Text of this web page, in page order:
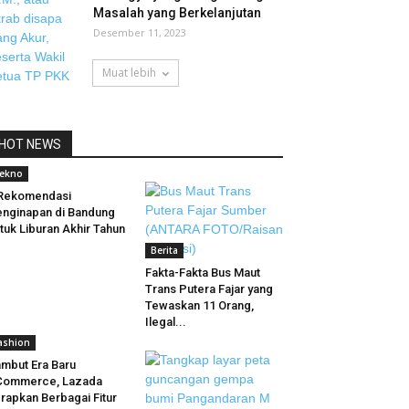
Masalah yang Berkelanjutan
Desember 11, 2023
Muat lebih
HOT NEWS
di Bandung
Liburan Akhir Tahun
Berita
Fakta-Fakta Bus Maut
Trans Putera Fajar yang
Tewaskan 11 Orang,
Ilegal...
Era Baru
Lazada
Berbagai Fitur